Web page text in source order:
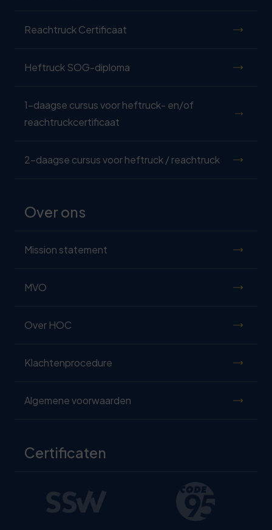
Reachtruck Certificaat
Heftruck SOG-diploma
1-daagse cursus voor heftruck- en/of
reachtruckcertificaat
2-daagse cursus voor heftruck / reachtruck
Over ons
Mission statement
MVO
Over HOC
Klachtenprocedure
Algemene voorwaarden
Certificaten